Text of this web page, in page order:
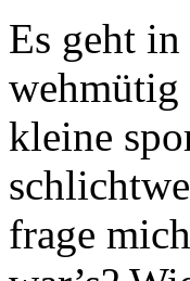
Es geht
wehmütig
kleine
frage